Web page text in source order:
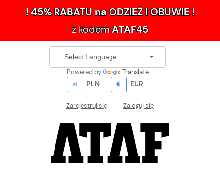
! 45% RABATU na ODZIEŻ I OBUWIE !
z kodemATAF45
Powered by Translate
PLN EUR
Zarejestruj się Zaloguj się